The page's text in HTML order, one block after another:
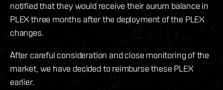
notified that they would receive their aurum balance in
PLEX three months after the deployment of the PLEX
changes.
After careful consideration and close monitoring of the
market, we have decided to reimburse these PLEX
earlier.